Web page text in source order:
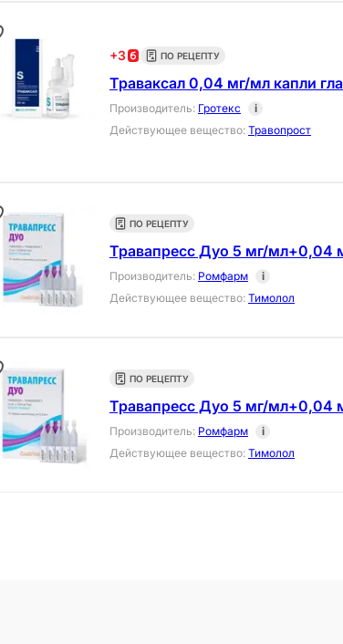
+3 ПО РЕЦЕПТУ
Траваксал 0,04 мг/мл капли
Производитель: Гротекс
i
Действующее вещество: Травопрост
ПО РЕЦЕПТУ
Травапресс Дуо 5 мг/мл+0,04
Производитель: Ромфарм
i
Действующее вещество: Тимолол
ПО РЕЦЕПТУ
Травапресс Дуо 5 мг/мл+0,04
Производитель: Ромфарм
i
Действующее вещество: Тимолол